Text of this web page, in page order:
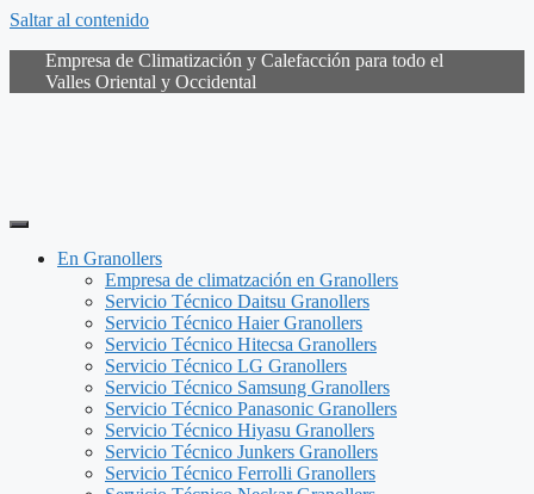
Saltar al contenido
Empresa de Climatización y Calefacción para todo el
Valles Oriental y Occidental
En Granollers
Empresa de climatzación en Granollers
Servicio Técnico Daitsu Granollers
Servicio Técnico Haier Granollers
Servicio Técnico Hitecsa Granollers
Servicio Técnico LG Granollers
Servicio Técnico Samsung Granollers
Servicio Técnico Panasonic Granollers
Servicio Técnico Hiyasu Granollers
Servicio Técnico Junkers Granollers
Servicio Técnico Ferrolli Granollers